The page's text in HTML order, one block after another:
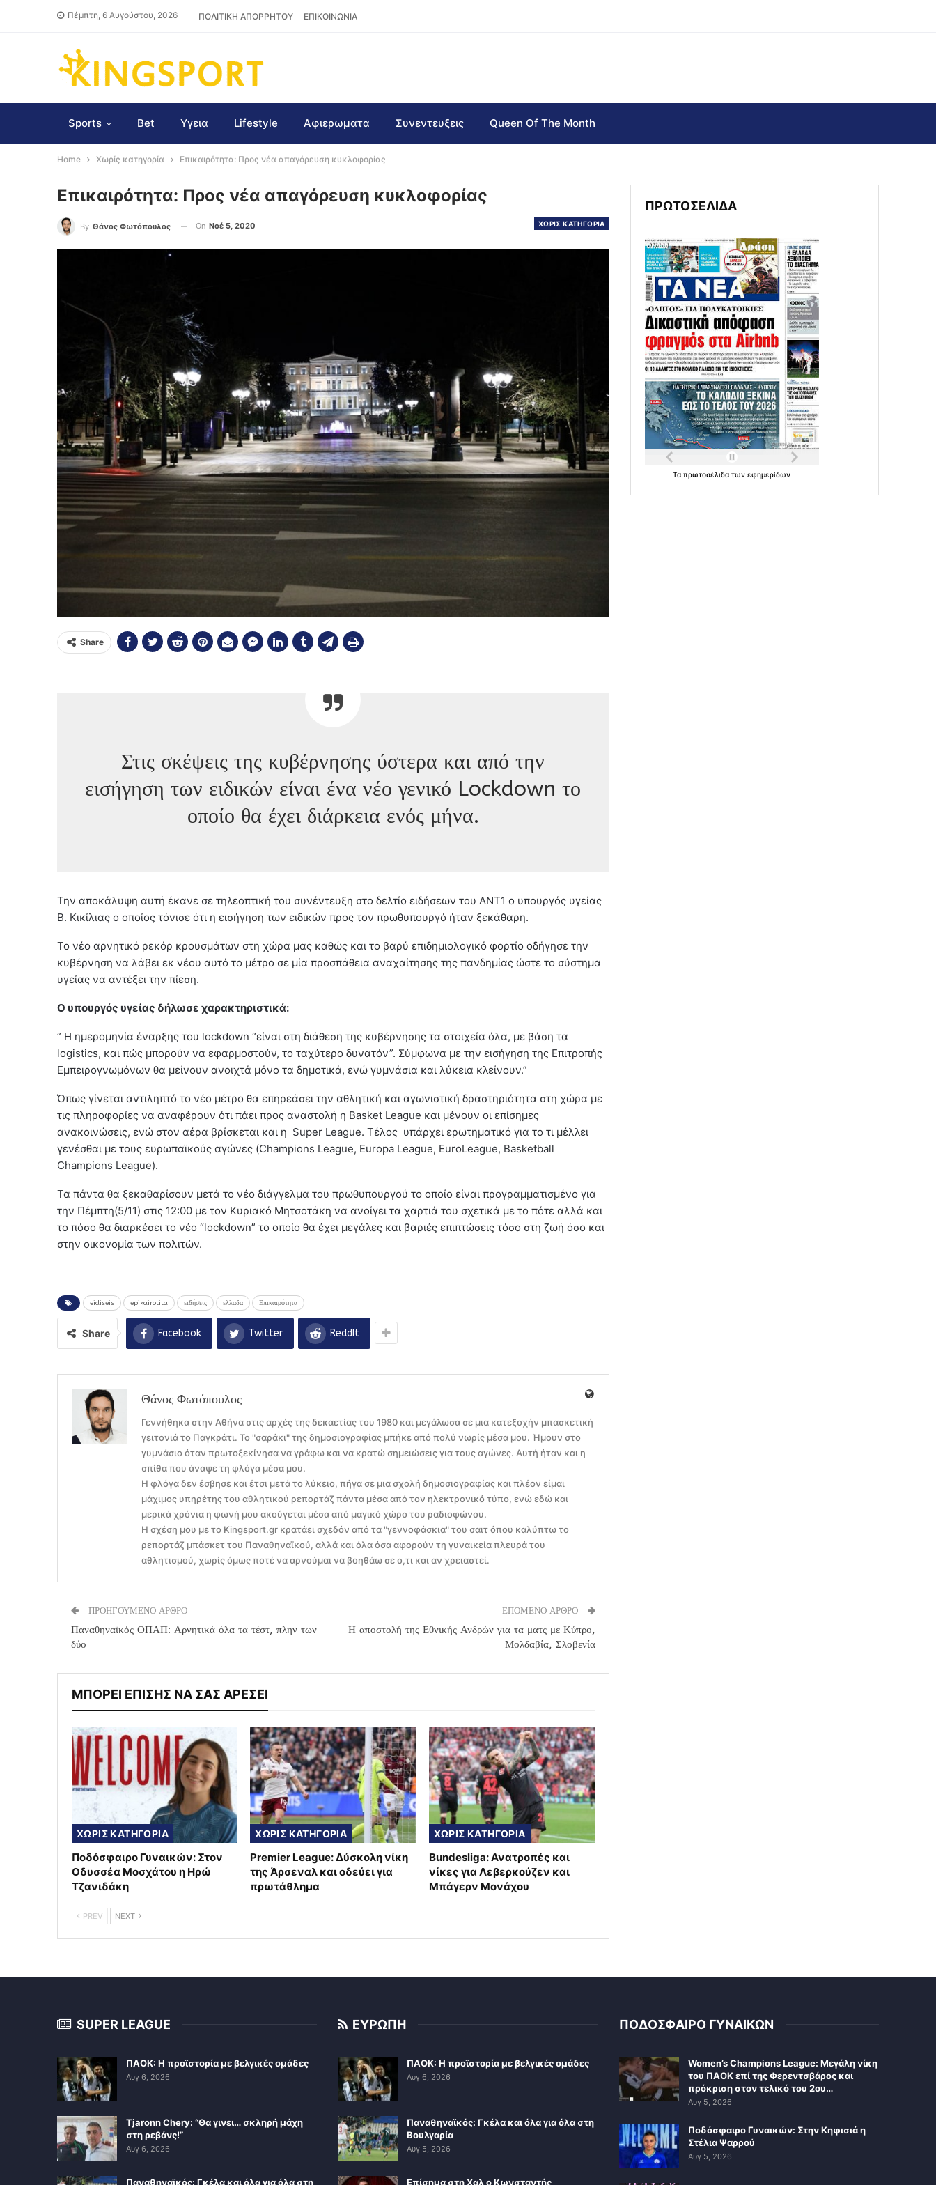
Πέμπτη, 6 Αυγούστου, 2026 ΠΟΛΙΤΙΚΗ ΑΠΟΡΡΗΤΟΥ ΕΠΙΚΟΙΝΩΝΙΑ
Sports Bet Υγεια Lifestyle Αφιερωματα Συνεντευξεις Queen Of The Month
Home Χωρίς κατηγορία Επικαιρότητα: Προς νέα απαγόρευση κυκλοφορίας
Επικαιρότητα: Προς νέα απαγόρευση κυκλοφορίας
ΧΩΡΙΣ ΚΑΤΗΓΟΡΙΑ
By Θάνος Φωτόπουλος On Νοέ 5, 2020
Share
Στις σκέψεις της κυβέρνησης ύστερα και από την
εισήγηση των ειδικών είναι ένα νέο γενικό Lockdown το
οποίο θα έχει διάρκεια ενός μήνα.
Την αποκάλυψη αυτή έκανε σε τηλεοπτική του συνέντευξη στο δελτίο ειδήσεων του ΑΝΤ1 ο υπουργός υγείας
Β. Κικίλιας ο οποίος τόνισε ότι η εισήγηση των ειδικών προς τον πρωθυπουργό ήταν ξεκάθαρη.
Το νέο αρνητικό ρεκόρ κρουσμάτων στη χώρα μας καθώς και το βαρύ επιδημιολογικό φορτίο οδήγησε την
κυβέρνηση να λάβει εκ νέου αυτό το μέτρο σε μία προσπάθεια αναχαίτησης της πανδημίας ώστε το σύστημα
υγείας να αντέξει την πίεση.
Ο υπουργός υγείας δήλωσε χαρακτηριστικά:
” H ημερομηνία έναρξης του lockdown “είναι στη διάθεση της κυβέρνησης τα στοιχεία όλα, με βάση τα
logistics, και πώς μπορούν να εφαρμοστούν, το ταχύτερο δυνατόν”. Σύμφωνα με την εισήγηση της Επιτροπής
Εμπειρογνωμόνων θα μείνουν ανοιχτά μόνο τα δημοτικά, ενώ γυμνάσια και λύκεια κλείνουν.”
Όπως γίνεται αντιληπτό το νέο μέτρο θα επηρεάσει την αθλητική και αγωνιστική δραστηριότητα στη χώρα με
τις πληροφορίες να αναφέρουν ότι πάει προς αναστολή η Basket League και μένουν οι επίσημες
ανακοινώσεις, ενώ στον αέρα βρίσκεται και η Super League. Τέλος υπάρχει ερωτηματικό για το τι μέλλει
γενέσθαι με τους ευρωπαϊκούς αγώνες (Champions League, Europa League, EuroLeague, Basketball
Champions League).
Τα πάντα θα ξεκαθαρίσουν μετά το νέο διάγγελμα του πρωθυπουργού το οποίο είναι προγραμματισμένο για
την Πέμπτη(5/11) στις 12:00 με τον Κυριακό Μητσοτάκη να ανοίγει τα χαρτιά του σχετικά με το πότε αλλά και
το πόσο θα διαρκέσει το νέο “lockdown” το οποίο θα έχει μεγάλες και βαριές επιπτώσεις τόσο στη ζωή όσο και
στην οικονομία των πολιτών.
eidiseis epikairotita ειδήσεις ελλαδα Επικαιρότητα
Share Facebook Twitter ReddIt
Θάνος Φωτόπουλος
Γεννήθηκα στην Αθήνα στις αρχές της δεκαετίας του 1980 και μεγάλωσα σε μια κατεξοχήν μπασκετική
γειτονιά το Παγκράτι. Το "σαράκι" της δημοσιογραφίας μπήκε από πολύ νωρίς μέσα μου. Ήμουν στο
γυμνάσιο όταν πρωτοξεκίνησα να γράφω και να κρατώ σημειώσεις για τους αγώνες. Αυτή ήταν και η
σπίθα που άναψε τη φλόγα μέσα μου.
Η φλόγα δεν έσβησε και έτσι μετά το λύκειο, πήγα σε μια σχολή δημοσιογραφίας και πλέον είμαι
μάχιμος υπηρέτης του αθλητικού ρεπορτάζ πάντα μέσα από τον ηλεκτρονικό τύπο, ενώ εδώ και
μερικά χρόνια η φωνή μου ακούγεται μέσα από μαγικό χώρο του ραδιοφώνου.
Η σχέση μου με το Kingsport.gr κρατάει σχεδόν από τα "γεννοφάσκια" του σαιτ όπου καλύπτω το
ρεπορτάζ μπάσκετ του Παναθηναϊκού, αλλά και όλα όσα αφορούν τη γυναικεία πλευρά του
αθλητισμού, χωρίς όμως ποτέ να αρνούμαι να βοηθάω σε ο,τι και αν χρειαστεί.
ΠΡΟΗΓΟΥΜΕΝΟ ΑΡΘΡΟ
Παναθηναϊκός ΟΠΑΠ: Αρνητικά όλα τα τέστ, πλην των
δύο
ΕΠΟΜΕΝΟ ΑΡΘΡΟ
Η αποστολή της Εθνικής Ανδρών για τα ματς με Κύπρο,
Μολδαβία, Σλοβενία
ΜΠΟΡΕΙ ΕΠΙΣΗΣ ΝΑ ΣΑΣ ΑΡΕΣΕΙ
ΧΩΡΙΣ ΚΑΤΗΓΟΡΙΑ
Ποδόσφαιρο Γυναικών: Στον
Οδυσσέα Μοσχάτου η Ηρώ
Τζανιδάκη
ΧΩΡΙΣ ΚΑΤΗΓΟΡΙΑ
Premier League: Δύσκολη νίκη
της Άρσεναλ και οδεύει για
πρωτάθλημα
ΧΩΡΙΣ ΚΑΤΗΓΟΡΙΑ
Bundesliga: Ανατροπές και
νίκες για Λεβερκούζεν και
Μπάγερν Μονάχου
PREV NEXT
ΠΡΩΤΟΣΕΛΙΔΑ
Ταπρωτοσέλιδατωνεφημερίδων
SUPER LEAGUE
ΠΑΟΚ: Η προϊστορία με βελγικές ομάδες
Αυγ 6, 2026
Tjaronn Chery: “Θα γινει… σκληρή μάχη
στη ρεβάνς!”
Αυγ 6, 2026
Παναθηναϊκός: Γκέλα και όλα για όλα στη
ΕΥΡΩΠΗ
ΠΑΟΚ: Η προϊστορία με βελγικές ομάδες
Αυγ 6, 2026
Παναθηναϊκός: Γκέλα και όλα για όλα στη
Βουλγαρία
Αυγ 5, 2026
Επίσημα στη Χαλ ο Κωνσταντής
ΠΟΔΟΣΦΑΙΡΟ ΓΥΝΑΙΚΩΝ
Women’s Champions League: Μεγάλη νίκη
του ΠΑΟΚ επί της Φερεντσβάρος και
πρόκριση στον τελικό του 2ου…
Αυγ 5, 2026
Ποδόσφαιρο Γυναικών: Στην Κηφισιά η
Στέλια Ψαρρού
Αυγ 5, 2026